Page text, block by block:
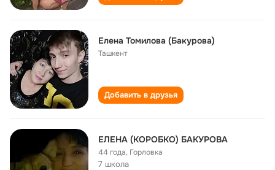
Елена Томилова (Бакурова)
Ташкент
Добавить в друзья
ЕЛЕНА (КОРОБКО) БАКУРОВА
44 года, Горловка
7 школа